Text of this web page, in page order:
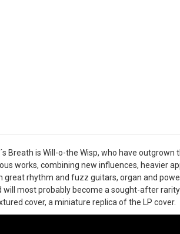
Breath is Will-o-the Wisp, who have
works, combining new influences, heavier
great rhythm and fuzz guitars, organ and
will most probably become a sought-after
cover, a miniature replica of the LP cover.